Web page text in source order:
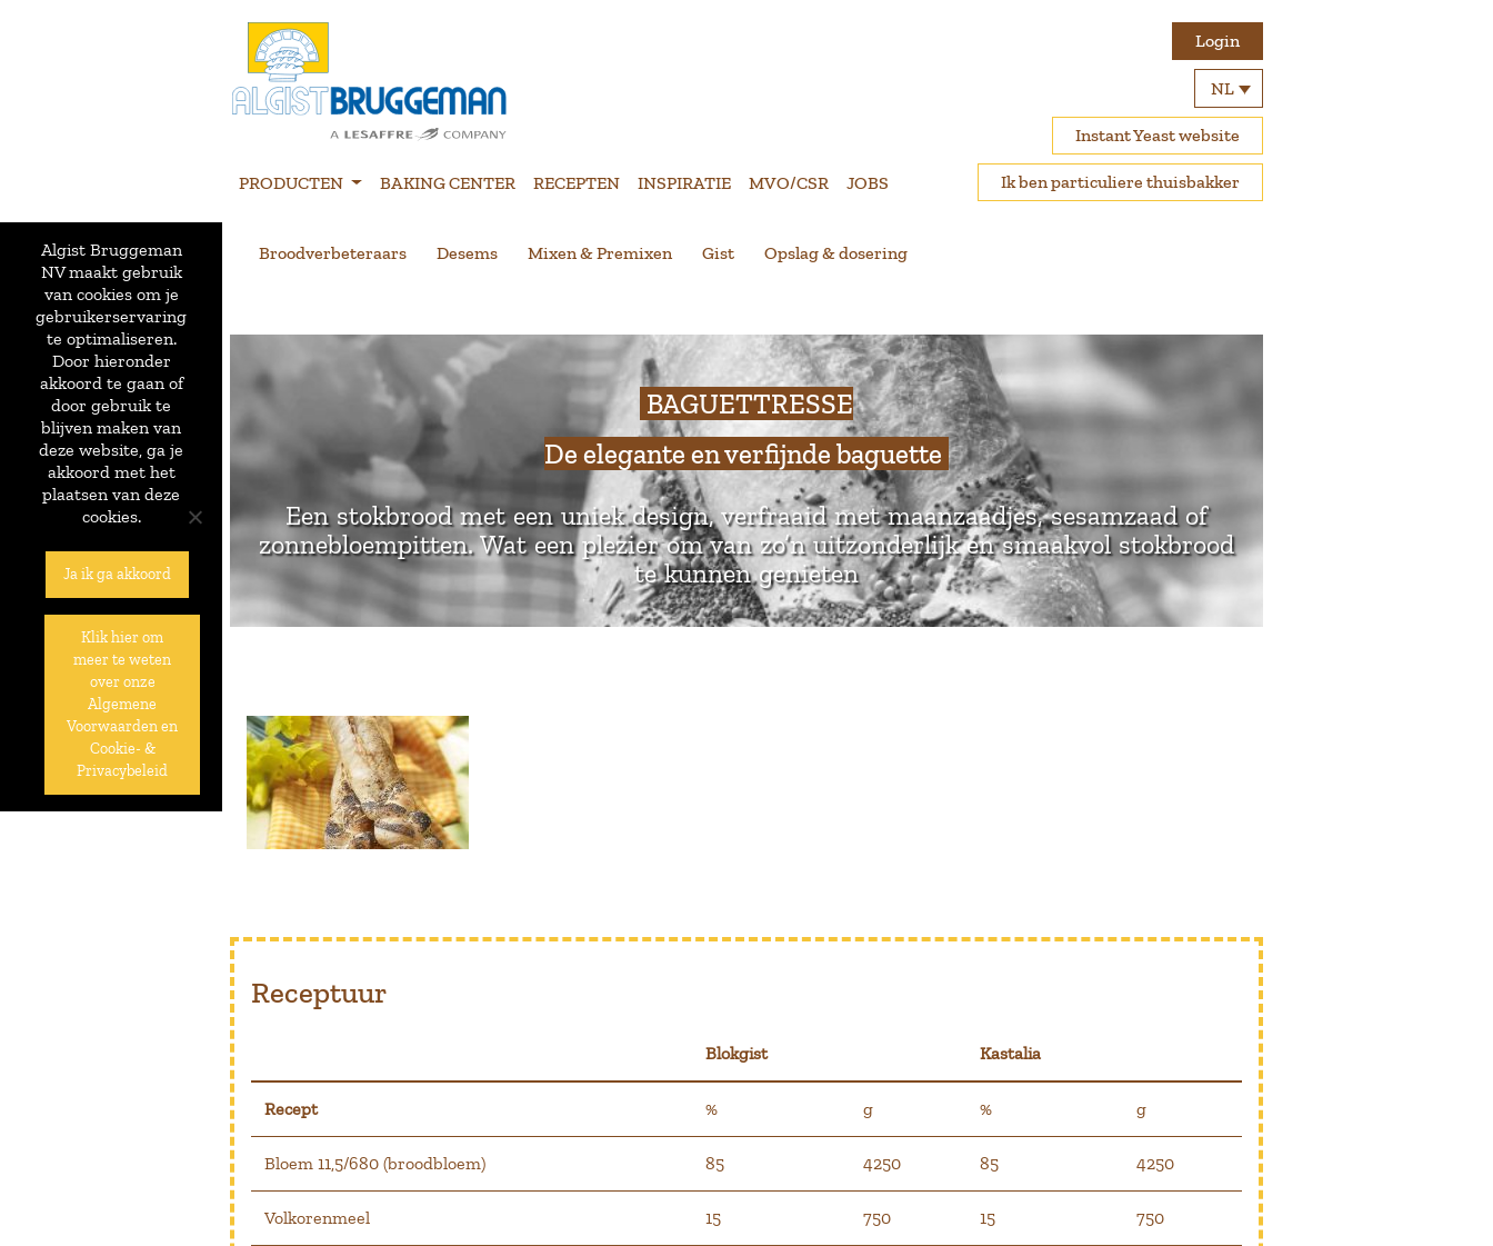
Login
NL
Instant Yeast website
PRODUCTEN BAKING CENTER RECEPTEN INSPIRATIE MVO/CSR JOBS Ik ben particuliere thuisbakker
Broodverbeteraars Desems Mixen & Premixen Gist Opslag & dosering
BAGUETTRESSE
De elegante en verfijnde baguette
Een stokbrood met een uniek design, verfraaid met maanzaadjes, sesamzaad of
zonnebloempitten. Wat een plezier om van zo’n uitzonderlijk en smaakvol stokbrood
te kunnen genieten
Receptuur
Blokgist Kastalia
Recept % g % g
Bloem 11,5/680 (broodbloem) 85 4250 85 4250
Volkorenmeel 15 750 15 750
Algist Bruggeman
NV maakt gebruik
van cookies om je
gebruikerservaring
te optimaliseren.
Door hieronder
akkoord te gaan of
door gebruik te
blijven maken van
deze website, ga je
akkoord met het
plaatsen van deze
cookies.
Ja ik ga akkoord
Klik hier om
meer te weten
over onze
Algemene
Voorwaarden en
Cookie- &
Privacybeleid